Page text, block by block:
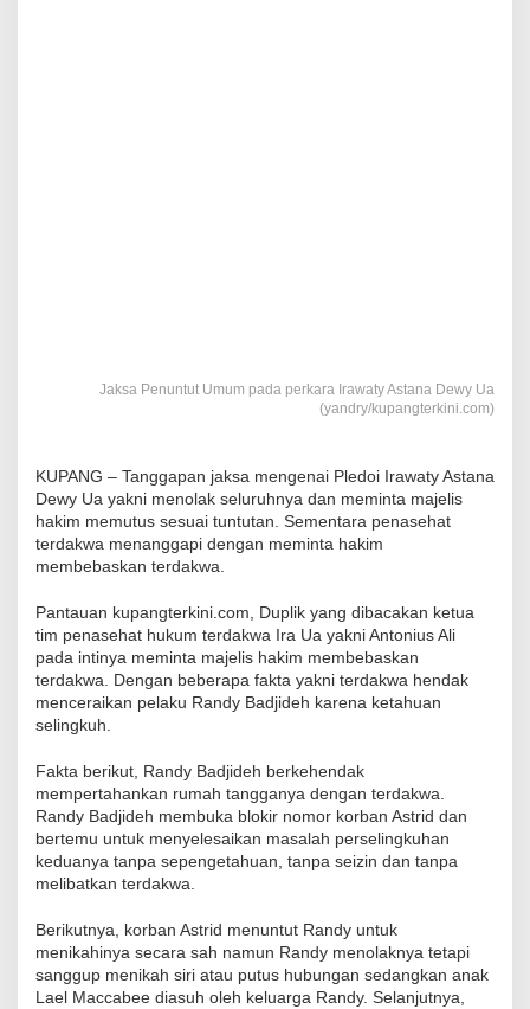
Jaksa Penuntut Umum pada perkara Irawaty Astana Dewy Ua
(yandry/kupangterkini.com)
KUPANG – Tanggapan jaksa mengenai Pledoi Irawaty Astana
Dewy Ua yakni menolak seluruhnya dan meminta majelis
hakim memutus sesuai tuntutan. Sementara penasehat
terdakwa menanggapi dengan meminta hakim
membebaskan terdakwa.
Pantauan kupangterkini.com, Duplik yang dibacakan ketua
tim penasehat hukum terdakwa Ira Ua yakni Antonius Ali
pada intinya meminta majelis hakim membebaskan
terdakwa. Dengan beberapa fakta yakni terdakwa hendak
menceraikan pelaku Randy Badjideh karena ketahuan
selingkuh.
Fakta berikut, Randy Badjideh berkehendak
mempertahankan rumah tangganya dengan terdakwa.
Randy Badjideh membuka blokir nomor korban Astrid dan
bertemu untuk menyelesaikan masalah perselingkuhan
keduanya tanpa sepengetahuan, tanpa seizin dan tanpa
melibatkan terdakwa.
Berikutnya, korban Astrid menuntut Randy untuk
menikahinya secara sah namun Randy menolaknya tetapi
sanggup menikah siri atau putus hubungan sedangkan anak
Lael Maccabee diasuh oleh keluarga Randy. Selanjutnya,